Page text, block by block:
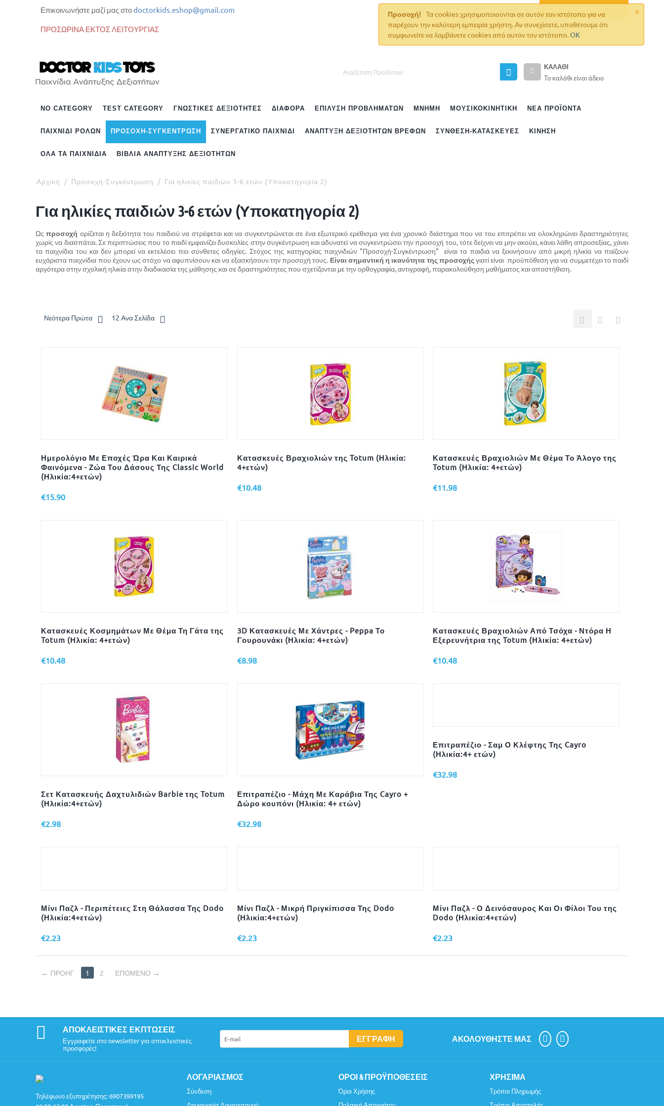
×
Προσοχή! Τα cookies χρησιμοποιούνται σε αυτόν τον ιστότοπο για να
παρέχουν την καλύτερη εμπειρία χρήστη. Αν συνεχίσετε, υποθέτουμε ότι
συμφωνείτε να λαμβάνετε cookies από αυτόν τον ιστότοπο.OK
Επικοινωνήστε μαζί μας στοdoctorkids.eshop@gmail.com
ΠΡΟΣΩΡΙΝΑ ΕΚΤΟΣ ΛΕΙΤΟΥΡΓΙΑΣ
ΚΑΛΆΘΙ
Το καλάθι είναι άδειο
NO CATEGORY TEST CATEGORY ΓΝΩΣΤΙΚΈΣ ΔΕΞΙΌΤΗΤΕΣ ΔΙΆΦΟΡΑ ΕΠΊΛΥΣΗ ΠΡΟΒΛΗΜΆΤΩΝ ΜΝΉΜΗ ΜΟΥΣΙΚΟΚΙΝΗΤΙΚΗ ΝΈΑ ΠΡΟΪΌΝΤΑ
ΠΑΙΧΝΊΔΙ ΡΌΛΩΝ ΠΡΟΣΟΧΉ-ΣΥΓΚΈΝΤΡΩΣΗ ΣΥΝΕΡΓΑΤΙΚΌ ΠΑΙΧΝΊΔΙ ΑΝΆΠΤΥΞΗ ΔΕΞΙΟΤΉΤΩΝ ΒΡΕΦΏΝ ΣΎΝΘΕΣΗ-ΚΑΤΑΣΚΕΥΈΣ ΚΊΝΗΣΗ
ΌΛΑ ΤΑ ΠΑΙΧΝΊΔΙΑ ΒΙΒΛΊΑ ΑΝΆΠΤΥΞΗΣ ΔΕΞΙΟΤΉΤΩΝ
Αρχική / Προσοχή-Συγκέντρωση / Για ηλικίες παιδιών 3-6 ετών (Υποκατηγορία 2)
Για ηλικίες παιδιών 3-6 ετών (Υποκατηγορία 2)
Ως προσοχή ορίζεται η δεξιότητα του παιδιού να στρέφεται και να συγκεντρώνεται σε ένα εξωτερικό ερέθισμα για ένα χρονικό διάστημα που να του επιτρέπει να ολοκληρώνει δραστηριότητες
χωρίς να διασπάται. Σε περιπτώσεις που το παιδί εμφανίζει δυσκολίες στην συγκέντρωση και αδυνατεί να συγκεντρώσει την προσοχή του, τότε δείχνει να μην ακούει, κάνει λάθη απροσεξίας, χάνει
τα παιχνίδια του και δεν μπορεί να εκτελέσει πιο σύνθετες οδηγίες. Στόχος της κατηγορίας παιχνιδιών "Προσοχή-Συγκέντρωση" είναι τα παιδιά να ξεκινήσουν από μικρή ηλικία να παίζουν
ευχάριστα παιχνίδια που έχουν ως στόχο να αφυπνίσουν και να εξασκήσουν την προσοχή τους. Είναι σημαντική η ικανότητα της προσοχήςγιατί είναι προϋπόθεση για να συμμετέχει το παιδί
αργότερα στην σχολική ηλικία στην διαδικασία της μάθησης και σε δραστηριότητες που σχετίζονται με την ορθογραφία, αντιγραφή, παρακολούθηση μαθήματος και αποστήθιση.
Νεότερα Πρώτα 12 Ανα Σελίδα
Ημερολόγιο Με Εποχές Ώρα Και Καιρικά
Φαινόμενα - Ζώα Του Δάσους Της Classic World
(Ηλικία:4+ετών)
€15.90
Κατασκευές Βραχιολιών της Totum (Ηλικία:
4+ετών)
€10.48
Κατασκευές Βραχιολιών Με Θέμα Το Άλογο της
Totum (Ηλικία: 4+ετών)
€11.98
Κατασκευές Κοσμημάτων Με Θέμα Τη Γάτα της
Totum (Ηλικία: 4+ετών)
€10.48
3D Κατασκευές Με Χάντρες - Peppa Το
Γουρουνάκι (Ηλικία: 4+ετών)
€8.98
Κατασκευές Βραχιολιών Από Τσόχα - Ντόρα Η
Εξερευνήτρια της Totum (Ηλικία: 4+ετών)
€10.48
Σετ Κατασκευής Δαχτυλιδιών Barbie της Totum
(Ηλικία:4+ετών)
€2.98
Επιτραπέζιο - Μάχη Με Καράβια Της Cayro +
Δώρο κουπόνι (Ηλικία: 4+ ετών)
€32.98
Επιτραπέζιο - Σαμ Ο Κλέφτης Της Cayro
(Ηλικία:4+ ετών)
€32.98
Μίνι Παζλ - Περιπέτειες Στη Θάλασσα Της Dodo
(Ηλικία:4+ετών)
€2.23
Μίνι Παζλ - Μικρή Πριγκίπισσα Της Dodo
(Ηλικία:4+ετών)
€2.23
Μίνι Παζλ - Ο Δεινόσαυρος Και Οι Φίλοι Του της
Dodo (Ηλικία:4+ετών)
€2.23
ΠΡΟΗΓ 1 2 ΕΠΌΜΕΝΟ
ΑΠΟΚΛΕΙΣΤΙΚΈΣ ΕΚΠΤΏΣΕΙΣ
Εγγραφείτε στο newsletter για αποκλειστικές
προσφορές!
ΕΓΓΡΑΦΉ ΑΚΟΛΟΥΘΉΣΤΕ ΜΑΣ
Τηλέφωνο εξυπηρέτησης:6907399195
ΛΟΓΑΡΙΑΣΜΌΣ
Σύνδεση
ΌΡΟΙ & ΠΡΟΫΠΟΘΈΣΕΙΣ
Όροι Χρήσης
ΧΡΉΣΙΜΑ
Τρόποι Πληρωμής